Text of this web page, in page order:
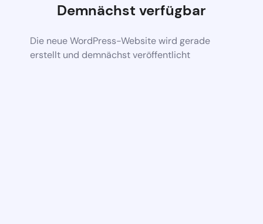
Demnächst verfügbar
Die neue WordPress-Website wird gerade
erstellt und demnächst veröffentlicht